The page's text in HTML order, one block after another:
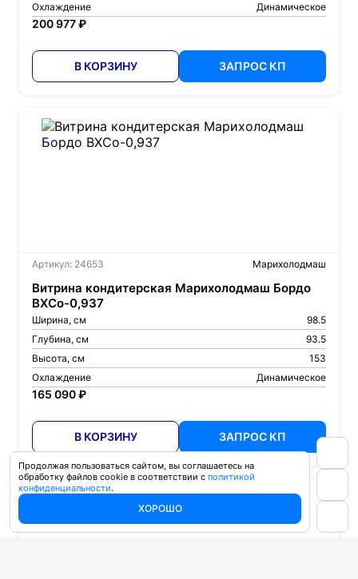
Охлаждение
Динамическое
200 977 ₽
В КОРЗИНУ ЗАПРОС КП
Артикул: 24653 Марихолодмаш
Витрина кондитерская Марихолодмаш Бордо
ВХСо-0,937
Ширина, см
98.5
Глубина, см
93.5
Высота, см
153
Охлаждение
Динамическое
165 090 ₽
В КОРЗИНУ ЗАПРОС КП
Продолжая пользоваться сайтом, вы соглашаетесь на
обработку файлов cookie в соответствии с политикой
конфиденциальности.
ХОРОШО